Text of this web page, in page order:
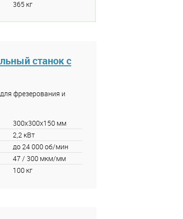
365 кг
станок с
фрезерования и
300x300x150 мм
2,2 кВт
до 24 000 об/мин
47 / 300 мкм/мм
100 кг